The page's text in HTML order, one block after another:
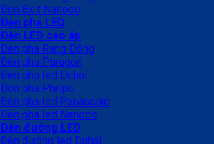
Đèn Exit Nanoco
Đèn pha LED
Đèn LED cao áp
Đèn pha Rạng Đông
Đèn pha Paragon
Đèn pha led Duhal
Đèn pha Philips
Đèn pha led Panasonic
Đèn pha led Nanoco
Đèn đường LED
Đèn đường led Duhal